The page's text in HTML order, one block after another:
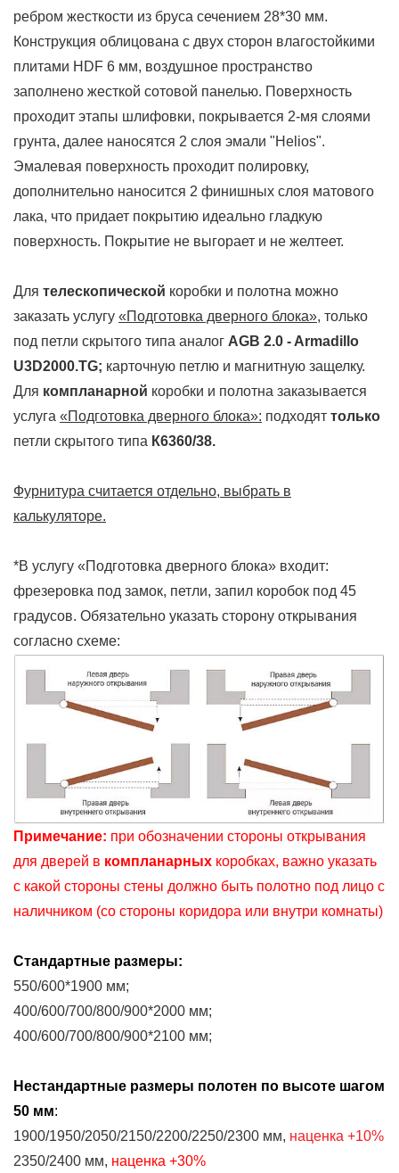
ребром жесткости из бруса сечением 28*30 мм.
Конструкция облицована с двух сторон влагостойкими
плитами HDF 6 мм, воздушное пространство
заполнено жесткой сотовой панелью. Поверхность
проходит этапы шлифовки, покрывается 2-мя слоями
грунта, далее наносятся 2 слоя эмали "Helios".
Эмалевая поверхность проходит полировку,
дополнительно наносится 2 финишных слоя матового
лака, что придает покрытию идеально гладкую
поверхность. Покрытие не выгорает и не желтеет.
Для телескопической коробки и полотна можно
заказать услугу «Подготовка дверного блока», только
под петли скрытого типа аналог AGB 2.0 - Armadillo
U3D2000.TG; карточную петлю и магнитную защелку.
Для компланарной коробки и полотна заказывается
услуга «Подготовка дверного блока»: подходят только
петли скрытого типа К6360/38.
Фурнитура считается отдельно, выбрать в
калькуляторе.
*В услугу «Подготовка дверного блока» входит:
фрезеровка под замок, петли, запил коробок под 45
градусов. Обязательно указать сторону открывания
согласно схеме:
Примечание: при обозначении стороны открывания
для дверей в компланарных коробках, важно указать
с какой стороны стены должно быть полотно под лицо с
наличником (со стороны коридора или внутри комнаты)
Стандартные размеры:
550/600*1900 мм;
400/600/700/800/900*2000 мм;
400/600/700/800/900*2100 мм;
Нестандартные размеры полотен по высоте шагом
50 мм:
1900/1950/2050/2150/2200/2250/2300 мм, наценка +10%
2350/2400 мм, наценка +30%